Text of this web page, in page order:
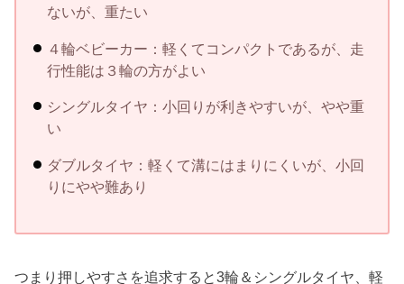
ないが、重たい
４輪ベビーカー：軽くてコンパクトであるが、走
行性能は３輪の方がよい
シングルタイヤ：小回りが利きやすいが、やや重
い
ダブルタイヤ：軽くて溝にはまりにくいが、小回
りにやや難あり
つまり押しやすさを追求すると3輪＆シングルタイヤ、軽